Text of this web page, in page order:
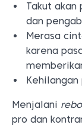
Takut akan
dan
Merasa
karena
Menjalani
pro dan